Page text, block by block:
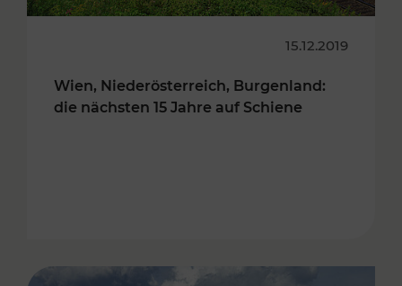
15.12.2019
Wien, Niederösterreich, Burgenland:
die nächsten 15 Jahre auf Schiene